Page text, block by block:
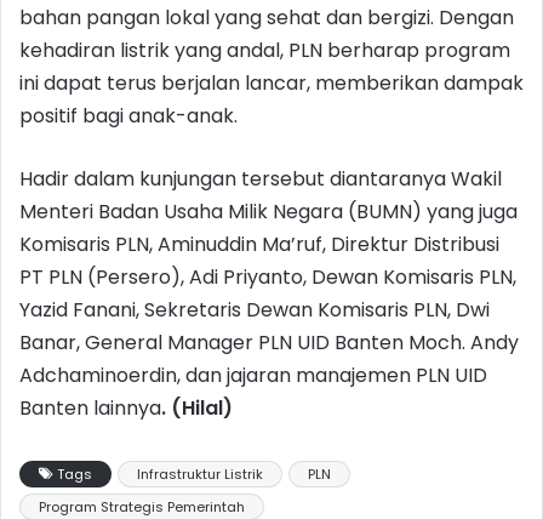
bahan pangan lokal yang sehat dan bergizi. Dengan
kehadiran listrik yang andal, PLN berharap program
ini dapat terus berjalan lancar, memberikan dampak
positif bagi anak-anak.
Hadir dalam kunjungan tersebut diantaranya Wakil
Menteri Badan Usaha Milik Negara (BUMN) yang juga
Komisaris PLN, Aminuddin Ma’ruf, Direktur Distribusi
PT PLN (Persero), Adi Priyanto, Dewan Komisaris PLN,
Yazid Fanani, Sekretaris Dewan Komisaris PLN, Dwi
Banar, General Manager PLN UID Banten Moch. Andy
Adchaminoerdin, dan jajaran manajemen PLN UID
Banten lainnya. (Hilal)
Tags Infrastruktur Listrik
PLN
Program Strategis Pemerintah